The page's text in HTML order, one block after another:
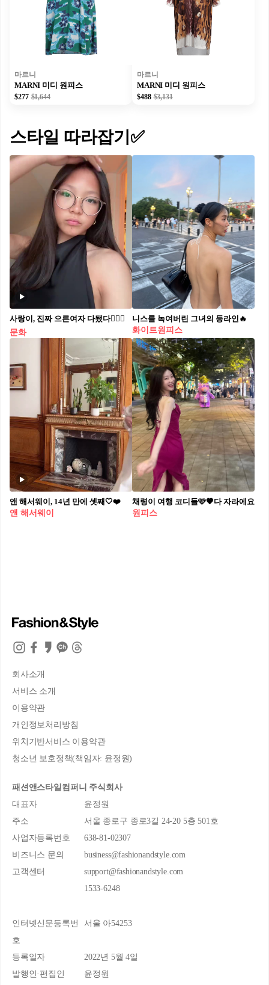
마르니
MARNI 미디 원피스
$277 $1,644
마르니
MARNI 미디 원피스
$488 $3,131
스타일 따라잡기✅
사랑이, 진짜 으른여자 다됐다🙋🏻‍♀️
문화
니스를 녹여버린 그녀의 등라인🔥
화이트원피스
앤 해서웨이, 14년 만에 셋째🤍❤️
앤 해서웨이
채령이 여행 코디들🩷🤎다 자라에요
원피스
회사소개
서비스 소개
이용약관
개인정보처리방침
위치기반서비스 이용약관
청소년 보호정책(책임자: 윤정원)
패션앤스타일컴퍼니 주식회사
대표자
윤정원
주소
서울 종로구 종로3길 24-20 5층 501호
사업자등록번호
638-81-02307
비즈니스 문의
business@fashionandstyle.com
고객센터
support@fashionandstyle.com
1533-6248
인터넷신문등록번
호
서울 아54253
등록일자
2022년 5월 4일
발행인·편집인
윤정원